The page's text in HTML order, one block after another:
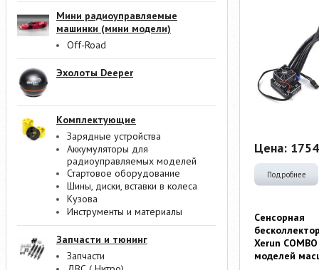
Мини радиоуправляемые
машинки (мини модели)
Off-Road
Эхолоты Deeper
Комплектующие
Зарядные устройства
Аккумуляторы для
радиоуправляемых моделей
Стартовое оборудование
Шины, диски, вставки в колеса
Кузова
Инструменты и материалы
Запчасти и тюнинг
Запчасти
Цена:
Подробнее
Cенсорная
Xerun
моделей